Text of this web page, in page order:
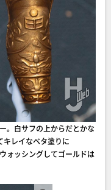
。白サフの上からだとかな
キレイなベタ塗りに
ォッシングしてゴールドは